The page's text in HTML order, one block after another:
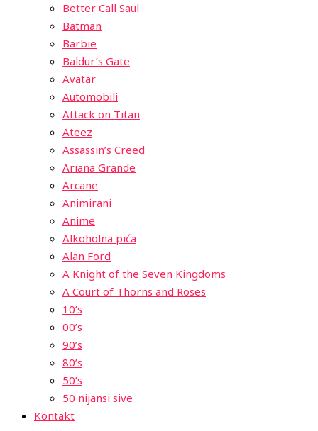
Better Call Saul
Batman
Barbie
Baldur’s Gate
Avatar
Automobili
Attack on Titan
Ateez
Assassin’s Creed
Ariana Grande
Arcane
Animirani
Anime
Alkoholna pića
Alan Ford
A Knight of the Seven Kingdoms
A Court of Thorns and Roses
10’s
00’s
90’s
80’s
50’s
50 nijansi sive
Kontakt